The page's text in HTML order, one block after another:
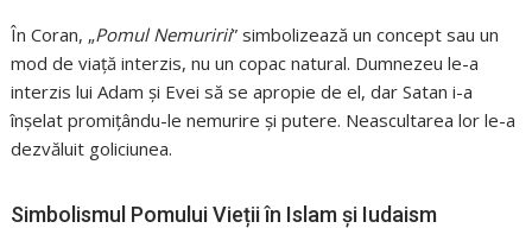
În Coran, „Pomul Nemuririi” simbolizează un concept sau un
mod de viață interzis, nu un copac natural. Dumnezeu le-a
interzis lui Adam și Evei să se apropie de el, dar Satan i-a
înșelat promițându-le nemurire și putere. Neascultarea lor le-a
dezvăluit goliciunea.
Simbolismul Pomului Vieții în Islam și Iudaism